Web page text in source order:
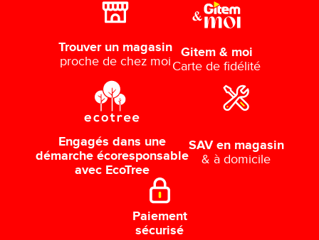
Trouver un magasin
proche de chez moi
Gitem & moi
Carte de fidélité
Engagés dans une
démarche écoresponsable
avec EcoTree
SAV en magasin
& à domicile
Paiement
sécurisé